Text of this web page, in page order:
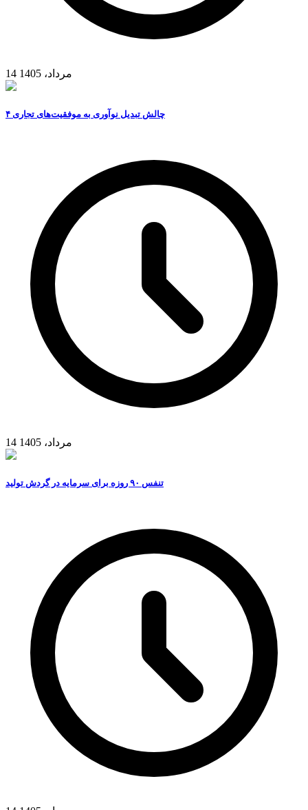
14 مرداد، 1405
۴ چالش تبدیل نوآوری به موفقیت‌های تجاری
14 مرداد، 1405
تنفس ۹۰ روزه برای سرمایه در گردش تولید